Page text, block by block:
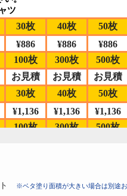
ト ※ベタ塗り面積が大きい場合は別途